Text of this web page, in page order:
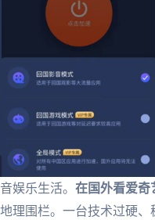
娱乐生活。 在国外看爱奇
理围栏。一台技术过硬